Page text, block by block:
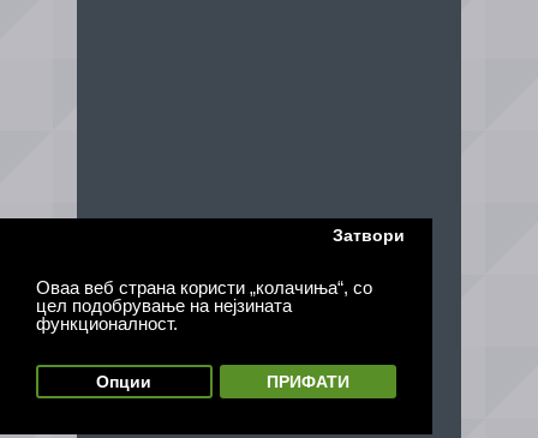
Оваа веб страна користи „колачиња“, со
цел подобрување на нејзината
функционалност.
Затвори
Опции ПРИФАТИ